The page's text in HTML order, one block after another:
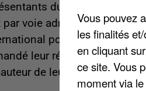
du personnel de
voie administrative. Le
pour justifier la
leur réintégration
de leur combat.
Vous pouvez
les finalités
en cliquant
ce site. Vous
moment via